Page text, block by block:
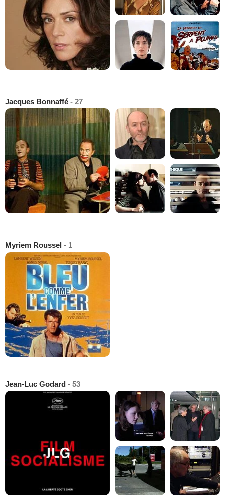
Jacques Bonnaffé - 27
Myriem Roussel - 1
Jean-Luc Godard - 53